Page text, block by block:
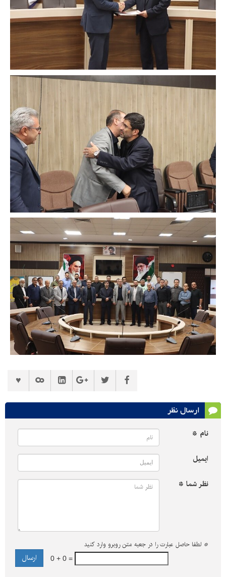
ارسال نظر
نام *
ایمیل
نظر شما *
* لطفا حاصل عبارت را در جعبه متن روبرو وارد کنید
0 + 0 =